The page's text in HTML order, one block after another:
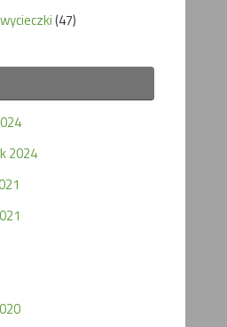
(47)
2024